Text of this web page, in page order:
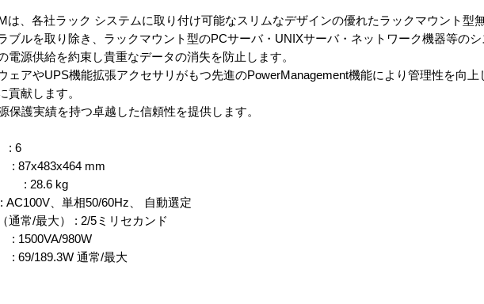
は、各社ラック システムに取り付け可能なスリムなデザインの優れたラックマウント型
ブルを取り除き、ラックマウント型のPCサーバ・UNIXサーバ・ネットワーク機器等の
電源供給を約束し貴重なデータの消失を防止します。
ェアやUPS機能拡張アクセサリがもつ先進のPowerManagement機能により管理性を向上
貢献します。
保護実績を持つ卓越した信頼性を提供します。
: 6
mm
kg
AC100V、単相50/60Hz、 自動選定
通常/最大） : 2/5ミリセカンド
980W
189.3W 通常/最大